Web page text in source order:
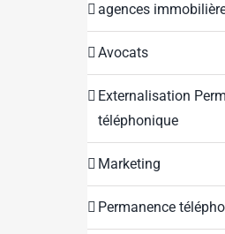
agences
Avocats
Externalisation
téléphonique
Marketing
Permanence